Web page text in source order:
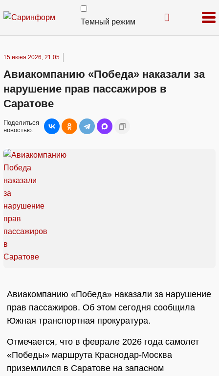
Темный режим
15 июня 2026, 21:05
Авиакомпанию «Победа» наказали за
нарушение прав пассажиров в
Саратове
Поделиться
новостью:
Авиакомпанию «Победа» наказали за нарушение
прав пассажиров. Об этом сегодня сообщила
Южная транспортная прокуратура.
Отмечается, что в феврале 2026 года самолет
«Победы» маршрута Краснодар-Москва
приземлился в Саратове на запасном